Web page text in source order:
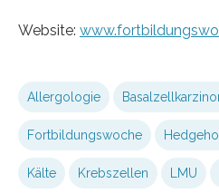
Website:
Allergologie
Fortbildungswoche
Kälte Krebszellen LMU